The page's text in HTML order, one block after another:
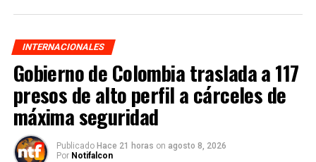
INTERNACIONALES
Gobierno de Colombia traslada a 117
presos de alto perfil a cárceles de
máxima seguridad
Publicado Hace 21 horas on agosto 8, 2026
Por Notifalcon